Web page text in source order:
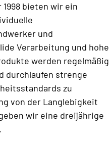
bieten wir ein
und
Verarbeitung und hohe
werden regelmäßig
durchlaufen strenge
zu
von der Langlebigkeit
wir eine dreijährige